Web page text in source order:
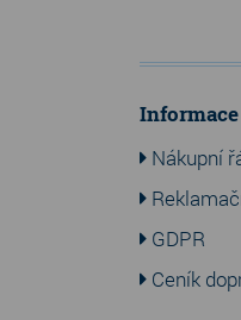
Nákupní
GDPR
Ceník